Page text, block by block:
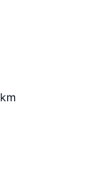
km